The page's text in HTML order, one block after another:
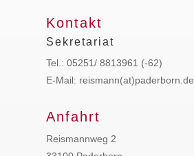
Kontakt
Sekretariat
Tel.: 05251/ 8813961 (-62)
E-Mail: reismann(at)paderborn.de
Anfahrt
Reismannweg 2